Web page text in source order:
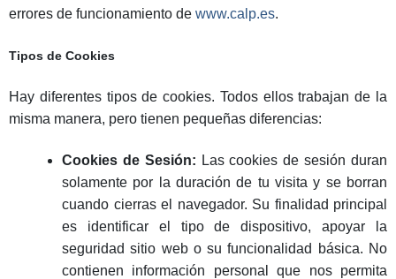
errores de funcionamiento de www.calp.es.
Tipos de Cookies
Hay diferentes tipos de cookies. Todos ellos trabajan de la
misma manera, pero tienen pequeñas diferencias:
Cookies de Sesión: Las cookies de sesión duran
solamente por la duración de tu visita y se borran
cuando cierras el navegador. Su finalidad principal
es identificar el tipo de dispositivo, apoyar la
seguridad sitio web o su funcionalidad básica. No
contienen información personal que nos permita